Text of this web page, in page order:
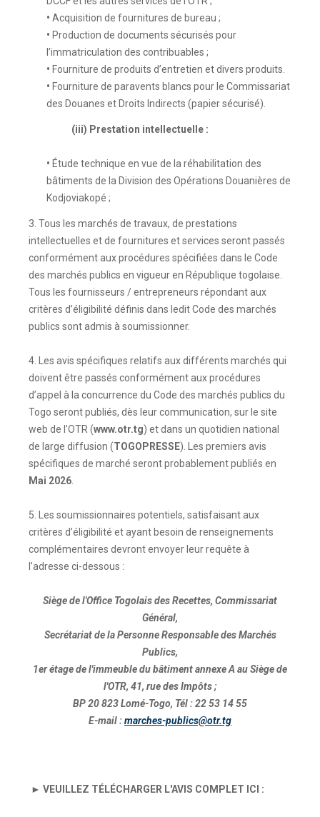
• Acquisition de fournitures de bureau ;
• Production de documents sécurisés pour
l’immatriculation des contribuables ;
• Fourniture de produits d’entretien et divers produits.
• Fourniture de paravents blancs pour le Commissariat
des Douanes et Droits Indirects (papier sécurisé).
(iii) Prestation intellectuelle :
• Étude technique en vue de la réhabilitation des
bâtiments de la Division des Opérations Douanières de
Kodjoviakopé ;
3. Tous les marchés de travaux, de prestations
intellectuelles et de fournitures et services seront passés
conformément aux procédures spécifiées dans le Code
des marchés publics en vigueur en République togolaise.
Tous les fournisseurs / entrepreneurs répondant aux
critères d’éligibilité définis dans ledit Code des marchés
publics sont admis à soumissionner.
4. Les avis spécifiques relatifs aux différents marchés qui
doivent être passés conformément aux procédures
d’appel à la concurrence du Code des marchés publics du
Togo seront publiés, dès leur communication, sur le site
web de l’OTR (www.otr.tg) et dans un quotidien national
de large diffusion (TOGOPRESSE). Les premiers avis
spécifiques de marché seront probablement publiés en
Mai 2026
5. Les soumissionnaires potentiels, satisfaisant aux
critères d’éligibilité et ayant besoin de renseignements
complémentaires devront envoyer leur requête à
l’adresse ci-dessous :
Siège de l'Office Togolais des Recettes, Commissariat
Général,
Secrétariat de la Personne Responsable des Marchés
Publics,
1er étage de l'immeuble du bâtiment annexe A au Siège de
l'OTR, 41, rue des Impôts ;
BP 20 823 Lomé-Togo, Tél : 22 53 14 55
E-mail :marches-publics@otr.tg
► VEUILLEZ TÉLÉCHARGER L'AVIS COMPLET ICI :